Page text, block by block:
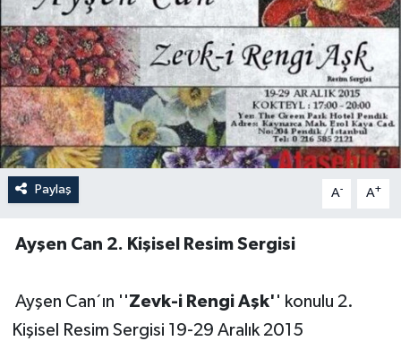
Paylaş A- A+
Ayşen Can 2. Kişisel Resim Sergisi
Ayşen Can´ın ''Zevk-i Rengi Aşk' ' konulu 2.
Kişisel Resim Sergisi 19-29 Aralık 2015